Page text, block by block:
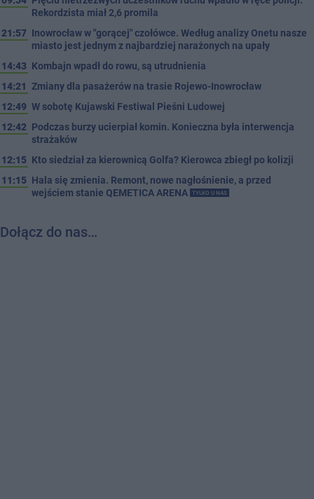
Rekordzista miał 2,6 promila
21:57 Inowrocław w "gorącej" czołówce. Według analizy Onetu nasze
miasto jest jednym z najbardziej narażonych na upały
14:43 Kombajn wpadł do rowu, są utrudnienia
14:21 Zmiany dla pasażerów na trasie Rojewo-Inowrocław
12:49 W sobotę Kujawski Festiwal Pieśni Ludowej
12:42 Podczas burzy ucierpiał komin. Konieczna była interwencja
strażaków
12:15 Kto siedział za kierownicą Golfa? Kierowca zbiegł po kolizji
11:15 Hala się zmienia. Remont, nowe nagłośnienie, a przed
wejściem stanie QEMETICA ARENA
TYLKO U NAS
Dołącz do nas…